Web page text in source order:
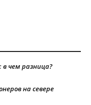
в чем разница?
на севере